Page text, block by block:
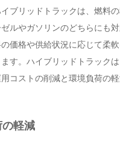
ブリッドトラックは、燃料
ルやガソリンのどちらにも
価格や供給状況に応じて柔
す。ハイブリッドトラック
コストの削減と環境負荷の
軽減